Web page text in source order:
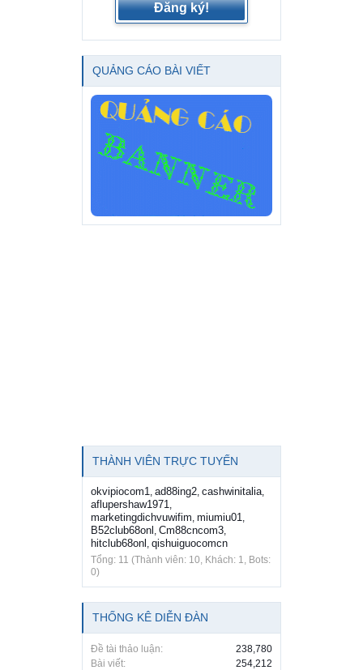
Đăng ký!
QUẢNG CÁO BÀI VIẾT
THÀNH VIÊN TRỰC TUYẾN
okvipiocom1 ad88ing2 cashwinitalia
aflupershaw1971
marketingdichvuwifim miumiu01
B52club68onl Cm88cncom3
hitclub68onl qishuiguocomcn
Tổng: 11 (Thành viên: 10, Khách: 1, Bots:
0)
THỐNG KÊ DIỄN ĐÀN
Đề tài thảo luận:
238,780
Bài viết:
254,212